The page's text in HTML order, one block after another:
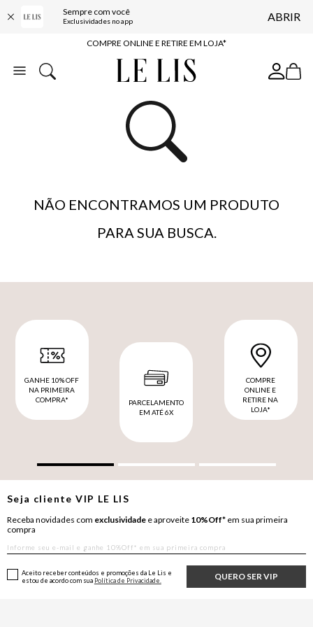
Sempre com você
Exclusividades no app ABRIR
10% OFF NA PRIMEIRA COMPRA*
COMPRE ONLINE E RETIRE EM LOJA*
ENTREGA EXPRESSA*
BAIXE O APP
10% OFF NA PRIMEIRA COMPRA*
NÃO ENCONTRAMOS UM PRODUTO
PARA SUA BUSCA.
GANHE 10% OFF
NA PRIMEIRA
COMPRA*
PARCELAMENTO
EM ATÉ 6X
COMPRE
ONLINE E
RETIRE NA
LOJA*
Seja clienteVIP LE LIS
Receba novidades com exclusividade e aproveite 10%Off* em sua primeira
compra
QUERO SER VIP
Aceito receber conteúdos e promoções da Le Lis e
estou de acordo com sua Política de Privacidade.